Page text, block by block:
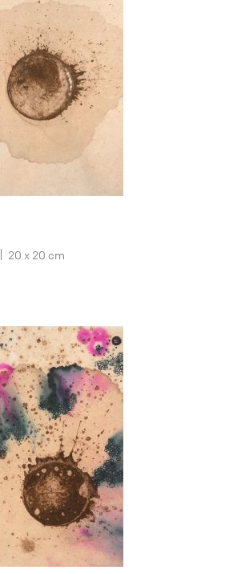
20 x 20 cm